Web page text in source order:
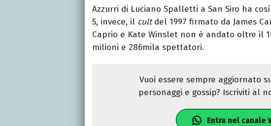
Azzurri di Luciano Spalletti a San Siro ha
5, invece, il cultdel 1997 firmato da James
Caprio e Kate Winslet non è andato oltre il
milioni e 286mila spettatori.
Vuoi essere sempre aggiornato
personaggi e gossip? Iscriviti al
Entra nel canale